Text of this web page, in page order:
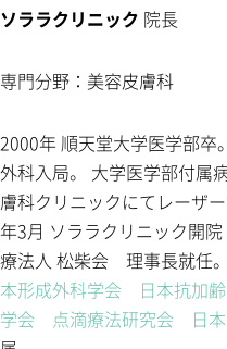
ソララクリニック 院長
専門分野：美容皮膚科
2000年 順天堂大学医学部卒
外科入局。 大学医学部付属
膚科クリニックにてレーザ
年3月 ソララクリニック開
療法人 松柴会 理事長就任。
本形成外科学会
日本抗加
学会
点滴療法研究会 日